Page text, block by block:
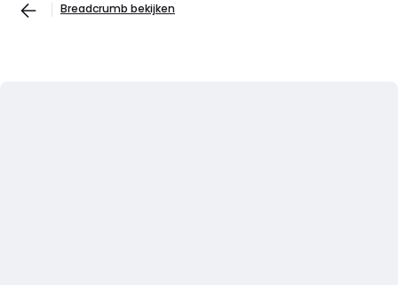
Breadcrumb bekijken